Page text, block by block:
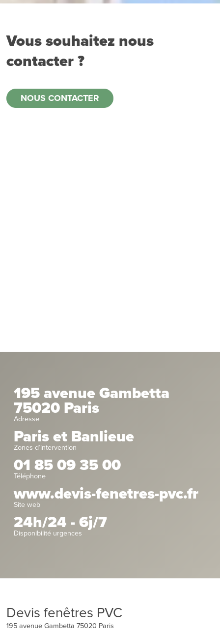
Vous souhaitez nous
contacter ?
NOUS CONTACTER
195 avenue Gambetta
75020 Paris
Adresse
Paris et Banlieue
Zones d’intervention
01 85 09 35 00
Téléphone
www.devis-fenetres-pvc.fr
Site web
24h/24 - 6j/7
Disponibilité urgences
Devis fenêtres PVC
195 avenue Gambetta 75020 Paris